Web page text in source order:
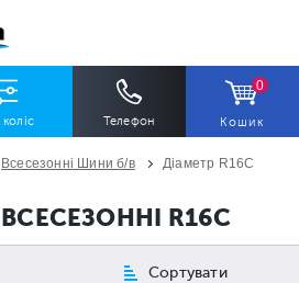
коліс Телефон
0
Кошик
Діаметр
Всесезонні Шини б/в Діаметр R16C
R16C
Сортувати